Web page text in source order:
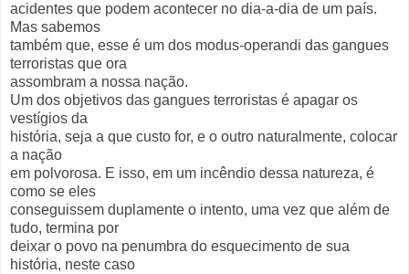
acidentes que podem acontecer no dia-a-dia de um país.
Mas sabemos
também que, esse é um dos modus-operandi das gangues
terroristas que ora
assombram a nossa nação.
Um dos objetivos das gangues terroristas é apagar os
vestígios da
história, seja a que custo for, e o outro naturalmente, colocar
a nação
em polvorosa. E isso, em um incêndio dessa natureza, é
como se eles
conseguissem duplamente o intento, uma vez que além de
tudo, termina por
deixar o povo na penumbra do esquecimento de sua
história, neste caso